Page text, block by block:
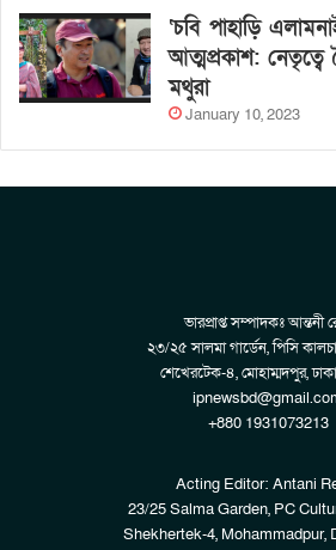
‘চবি পাহাড়ি
আত্মপ্রকাশ: নেতৃত্বে
মথুরা
January 10, 2023
ভারপ্রাপ্ত সম্পাদকঃ আন্তনী
২৩/২৫ সালমা গার্ডেন, পিসি
শেখেরটেক-৪, মোহাম্মদপুর,
+880 1931073213
Acting Editor: Antani
23/25 Salma Garden, PC
Shekhertek-4, Mohammadpur,